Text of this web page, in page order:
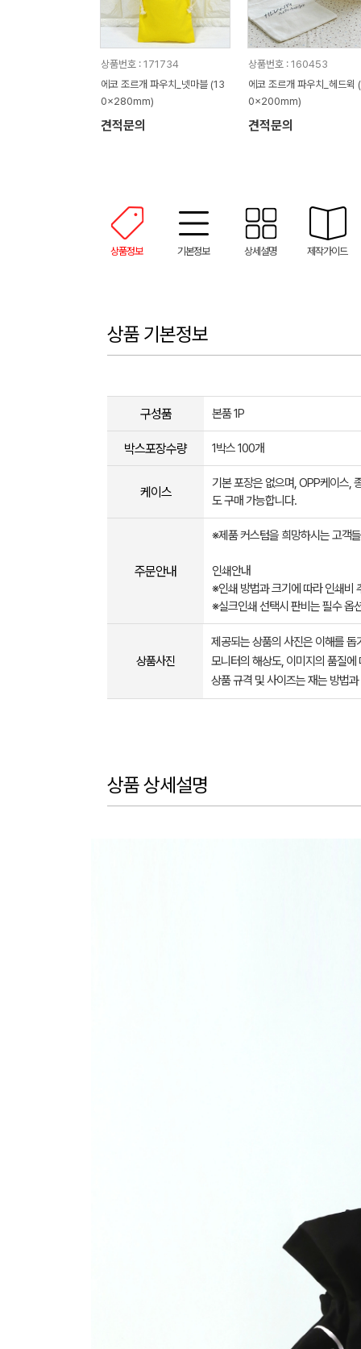
상품번호 : 171734
에코 조르개 파우치_넷마블 (13
0x280mm)
견적문의
상품번호 : 160453
에코 조르개 파우치_헤드윅
0x200mm)
견적문의
상품정보 기본정보 상세설명 제작가이드
상품 기본정보
구성품 본품 1P
박스포장수량 1박스 100개
케이스
기본 포장은 없으며, OPP케이스,
도 구매 가능합니다.
주문안내
※제품 커스텀을 희망하시는 고객
인쇄안내
※인쇄 방법과 크기에 따라 인쇄비
※실크인쇄 선택시 판비는 필수 옵
상품사진
제공되는 상품의 사진은 이해를
모니터의 해상도, 이미지의 품질
상품 규격 및 사이즈는 재는 방법
상품 상세설명